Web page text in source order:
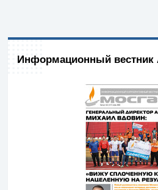
Информационный